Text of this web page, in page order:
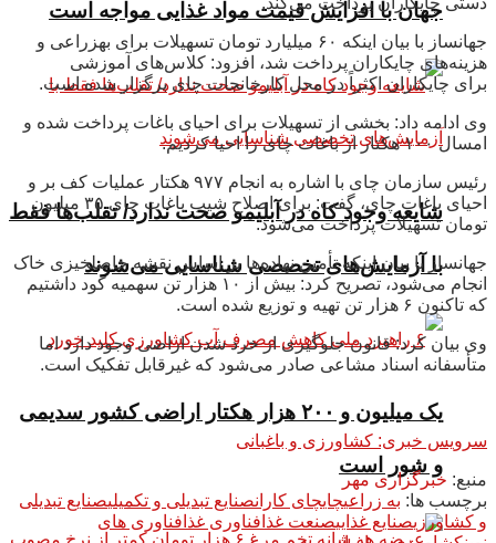
جهان با افزایش قیمت مواد غذایی مواجه است
شایعه وجود کاه در آبلیمو صحت ندارد/ تقلب‌ها فقط
با آزمایش‌های تخصصی شناسایی می‌شوند
یک میلیون و ۲۰۰ هزار هکتار اراضی کشور سدیمی
و شور است
جهانساز با بیان اینکه ۶۰ میلیارد تومان تسهیلات برای بهزراعی و
هزینه‌های چایکاران پرداخت شد، افزود: کلاس‌های آموزشی
برای چایکاران اکثراً در محل کارخانجات چای برگزار شده است.
وی ادامه داد: بخشی از تسهیلات برای احیای باغات پرداخت شده و
امسال ۱۰۰ هکتار از باغات چای را احیا کردیم.
رئیس سازمان چای با اشاره به انجام ۹۷۷ هکتار عملیات کف بر و
احیای باغات چای، گفت: برای اصلاح شیب باغات چای ۳۵ میلیون
تومان تسهیلات پرداخت می‌شود.
جهانساز با بیان اینکه تأمین نهاده‌ها بر اساس نقشه حاصلخیزی خاک
انجام می‌شود، تصریح کرد: بیش از ۱۰ هزار تن سهمیه کود داشتیم
که تاکنون ۶ هزار تن تهیه و توزیع شده است.
وی بیان کرد: قانون جلوگیری از خرد شدن اراضی وجود دارد اما
متأسفانه اسناد مشاعی صادر می‌شود که غیرقابل تفکیک است.
سرویس خبری: کشاورزی و باغبانی
منبع: خبرگزاری مهر
برچسب ها: به زراعیچایچای کارانصنایع تبدیلی و تکمیلیصنایع تبدیلی
و کشاورزیصنایع غذاییصنعت غذا فناوری غذا فناوری های